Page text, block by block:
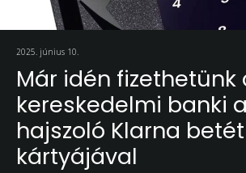
2025. június 10.
Már idén fizethetünk
kereskedelmi banki
hajszoló Klarna
kártyájával